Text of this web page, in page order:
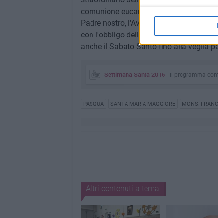
comunione eucaristica, preghiera
Padre nostro, l'Ave Maria e il Gloria al
con l'obbligo dell'astinenza e del
anche il Sabato Santo fino alla veglia
Settimana Santa 2016 Il programma
PASQUA SANTA MARIA MAGGIORE MONS.
Altri contenuti a tema